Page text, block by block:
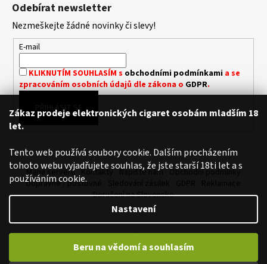
Zákaz prodeje elektronických cigaret osobám mladším 18
let.
Tento web používá soubory cookie. Dalším procházením
tohoto webu vyjadřujete souhlas, že jste starší 18ti let a s
používáním cookie.
Nastavení
Beru na vědomí a souhlasím
A
C
P
R
V
K
Y
Ý
P
I
U
Odebírat newsletter
Nezmeškejte žádné novinky či slevy!
E-mail
KLIKNUTÍM SOUHLASÍM s obchodními podmínkamia se
zpracováním osobních údajů dle zákona o GDPR.
PŘIHLÁSIT SE
Mapa serveru Kontakty Napište nám Obchodní podmínky
Dopravné / poštovné
Doručení na Slovensko
Vytvořil Shoptet
Royalvape.cz - Vaše království vapingu